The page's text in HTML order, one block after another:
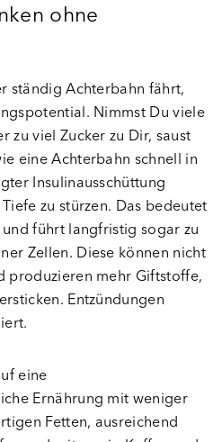
ohne
ständig Achterbahn fährt,
Nimmst Du viele
zu viel Zucker zu Dir, saust
eine Achterbahn schnell in
Insulinausschüttung
zu stürzen. Das bedeutet
führt langfristig sogar zu
Zellen. Diese können nicht
produzieren mehr Giftstoffe,
Entzündungen
eine
Ernährung mit weniger
Fetten, ausreichend